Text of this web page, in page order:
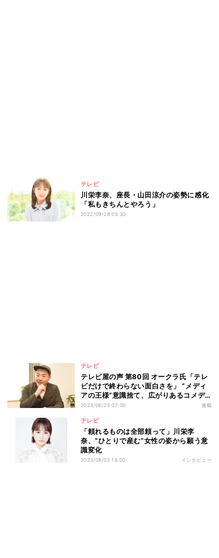
テレビ
川栄李奈、座長・山田涼介の姿勢に感化
「私もきちんとやろう」
2022/09/28 05:30
テレビ
テレビ屋の声 第80回 オークラ氏「テレ
ビだけで終わらない面白さを」 “メディ
アの王様”意識捨て、広がりあるコメデ
ィ作りへ
2023/06/25 07:00 連載
テレビ
「頼れるものは全部頼って」川栄李
奈、“ひとりで産む”女性の姿から願う意
識変化
2023/08/05 18:00 インタビュー